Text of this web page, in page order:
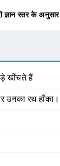
ज्ञान स्तर के अनुसार
खींचते हैं
उनका रथ हाँका।